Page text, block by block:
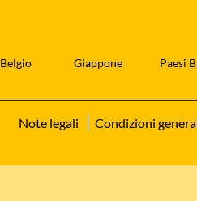
Belgio Giappone Paesi
Note legali Condizioni